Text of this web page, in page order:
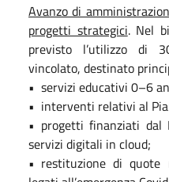
Avanzo di
progetti strategici. Nel
previsto l’utilizzo di
vincolato, destinato
• servizi educativi 0–6
• interventi relativi al
• progetti finanziati dal
servizi digitali in cloud;
• restituzione di